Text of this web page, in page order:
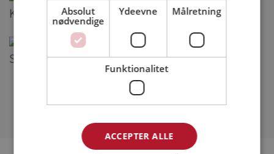
Kylling bolognese m. champignon
Super saftig kyllingeburger
Se alle opskrifter (318)
Absolut
nødvendige
Ydeevne Målretning
Funktionalitet
ACCEPTER ALLE